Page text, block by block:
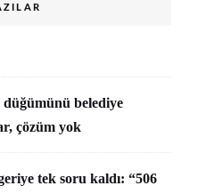
düğümünü belediye
çözüm yok
tek soru kaldı: “506